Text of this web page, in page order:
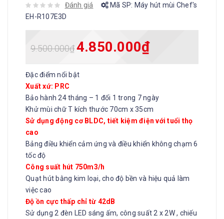
Đánh giá Mã SP: Máy hút mùi Chef's
EH-R107E3D
9.500.000₫4.850.000₫
Đặc điểm nổi bật
Xuất xứ: PRC
Bảo hành 24 tháng – 1 đổi 1 trong 7 ngày
Khử mùi chữ T kích thước 70cm x 35cm
Sử dụng động cơ BLDC, tiết kiệm điện với tuổi thọ
cao
Bảng điều khiển cảm ứng và điều khiển không chạm 6
tốc độ
Công suất hút 750m3/h
Quạt hút bằng kim loại, cho độ bền và hiệu quả làm
việc cao
Độ ồn cực thấp chỉ từ 42dB
Sử dụng 2 đèn LED sáng ấm, công suất 2 x 2W , chiếu